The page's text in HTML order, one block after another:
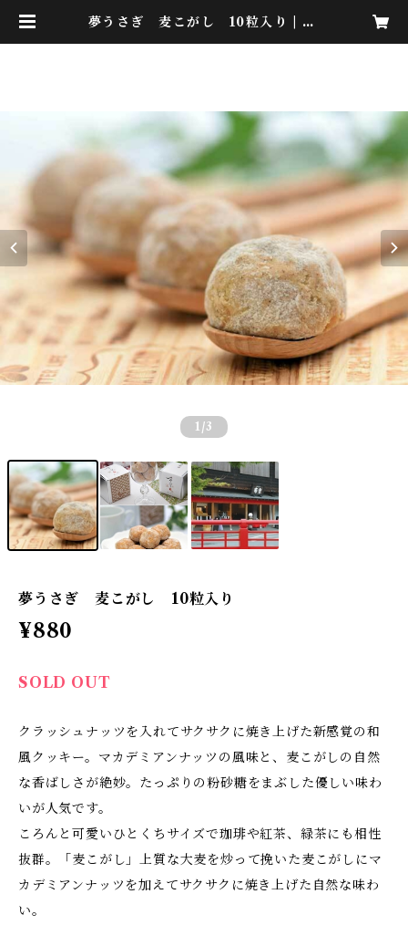
夢うさぎ 麦こがし 10粒入り | ge
1 /3
夢うさぎ 麦こがし 10粒入り
¥880
SOLD OUT
クラッシュナッツを入れてサクサクに焼き上げた新感覚の和
風クッキー。マカデミアンナッツの風味と、麦こがしの自然
な香ばしさが絶妙。たっぷりの粉砂糖をまぶした優しい味わ
いが人気です。
ころんと可愛いひとくちサイズで珈琲や紅茶、緑茶にも相性
抜群。「麦こがし」上質な大麦を炒って挽いた麦こがしにマ
カデミアンナッツを加えてサクサクに焼き上げた自然な味わ
い。